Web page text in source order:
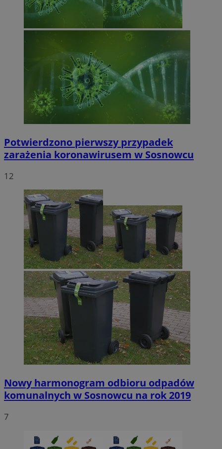
Potwierdzono pierwszy przypadek
zarażenia koronawirusem w Sosnowcu
12
Nowy harmonogram odbioru odpadów
komunalnych w Sosnowcu na rok 2019
7